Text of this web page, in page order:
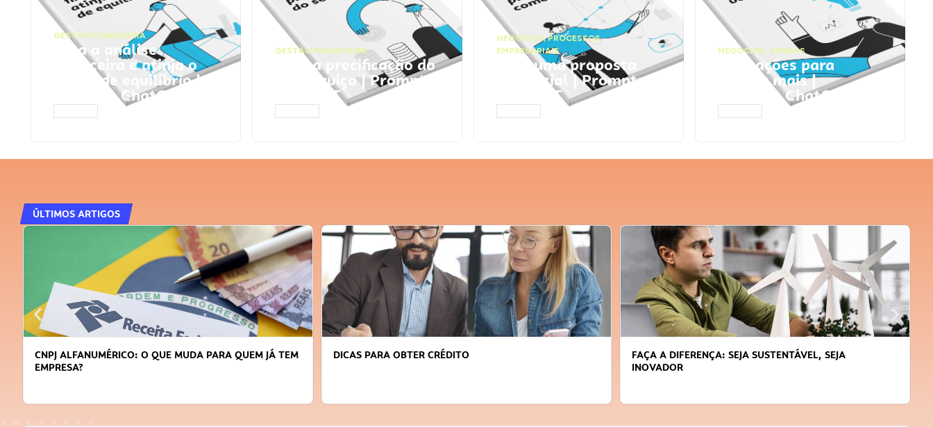
GESTÃO FINANCEIRA
Faça a análise
financeira e atinja o
ponto de equilíbrio |
Prompts ChatGPT
GESTÃO FINANCEIRA
Faça a precificação do
seu serviço | Prompts
ChatGPT
NEGÓCIOS,PROCESSOS
EMPRESARIAIS
Faça uma proposta
comercial | Prompts
ChatGPT
NEGÓCIOS, VENDAS
Faça ações para
vender mais |
Prompts ChatGPT
ÚLTIMOS ARTIGOS
CNPJ ALFANUMÉRICO: O QUE MUDA PARA QUEM JÁ TEM
EMPRESA?
DICAS PARA OBTER CRÉDITO
FAÇA A DIFERENÇA: SEJA SUSTENTÁVEL, SEJA
INOVADOR